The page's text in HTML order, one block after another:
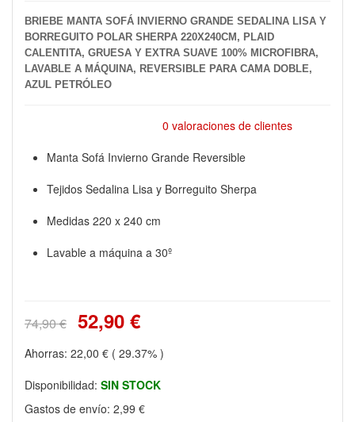
BRIEBE MANTA SOFÁ INVIERNO GRANDE SEDALINA LISA Y
BORREGUITO POLAR SHERPA 220X240CM, PLAID
CALENTITA, GRUESA Y EXTRA SUAVE 100% MICROFIBRA,
LAVABLE A MÁQUINA, REVERSIBLE PARA CAMA DOBLE,
AZUL PETRÓLEO
0 valoraciones de clientes
Manta Sofá Invierno Grande Reversible
Tejidos Sedalina Lisa y Borreguito Sherpa
Medidas 220 x 240 cm
Lavable a máquina a 30º
74,90 € 52,90 €
Ahorras: 22,00 € ( 29.37% )
Disponibilidad: SIN STOCK
Gastos de envío: 2,99 €